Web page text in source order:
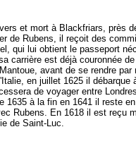
et mort à Blackfriars, près
de Rubens, il reçoit des
qui lui obtient le passeport
carrière est déjà couronnée
avant de se rendre
en juillet 1625 il
de voyager entre
1635 à la fin en 1641 il reste
Rubens. En 1618 il est reçu
de Saint-Luc.